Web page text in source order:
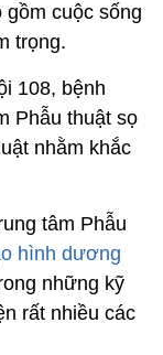
cuộc sống
trọng.
108, bệnh
Phẫu thuật sọ
nhằm khắc
tâm Phẫu
hình dương
những kỹ
rất nhiều các